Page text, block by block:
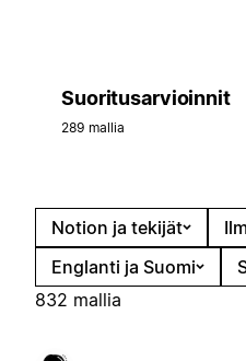
Suoritusarvioinnit
289 mallia
Notion ja tekijät
Englanti ja Suomi
832 mallia